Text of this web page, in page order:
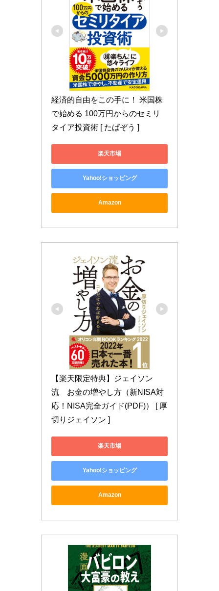
経済的自由をこの手に！ 米国株
で始める 100万円からのセミリ
タイア投資術 [ たぱぞう ]
楽天市場
Yahoo!ショッピング
Amazon
【楽天限定特典】ジェイソン
流　お金の増やし方（新NISA対
応！NISA完全ガイド(PDF)） [ 厚
切りジェイソン ]
楽天市場
Yahoo!ショッピング
Amazon